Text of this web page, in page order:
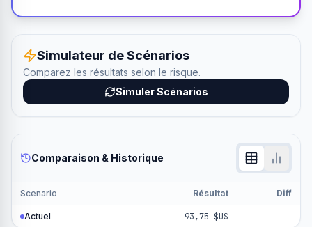
Simulateur de Scénarios
Comparez les résultats selon le risque.
Simuler Scénarios
Comparaison & Historique
Scenario Résultat Diff
Actuel 93,75 $US —